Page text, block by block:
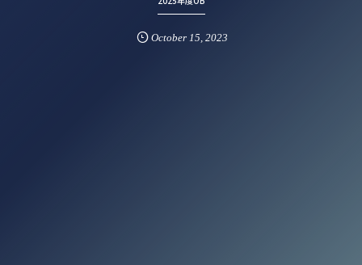
October 15,2023